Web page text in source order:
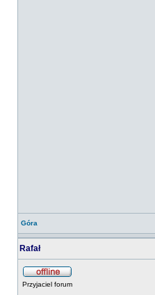
Góra
Rafał
Przyjaciel forum